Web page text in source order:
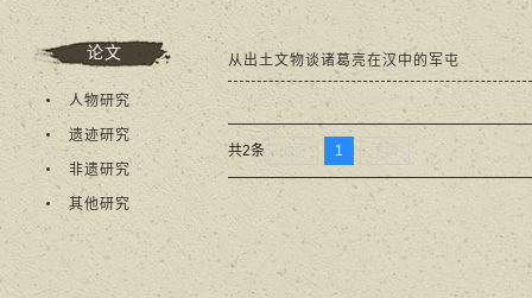
论文
人物研究
遗迹研究
非遗研究
其他研究
从出土文物谈诸葛亮在汉中的军屯
共2条 上页 1 下页